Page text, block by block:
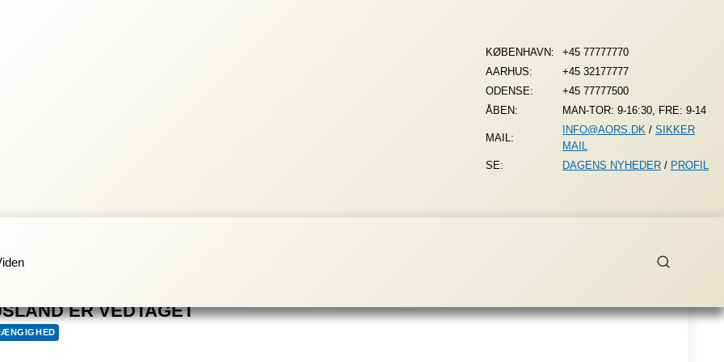
KØBENHAVN:
+45 77777770
AARHUS:
+45 32177777
ODENSE:
+45 77777500
ÅBEN:
MAN-TOR: 9-16:30, FRE: 9-14
MAIL:
INFO@AORS.DK / SIKKER
MAIL
SE:
DAGENS NYHEDER / PROFIL
ER VEDTAGET